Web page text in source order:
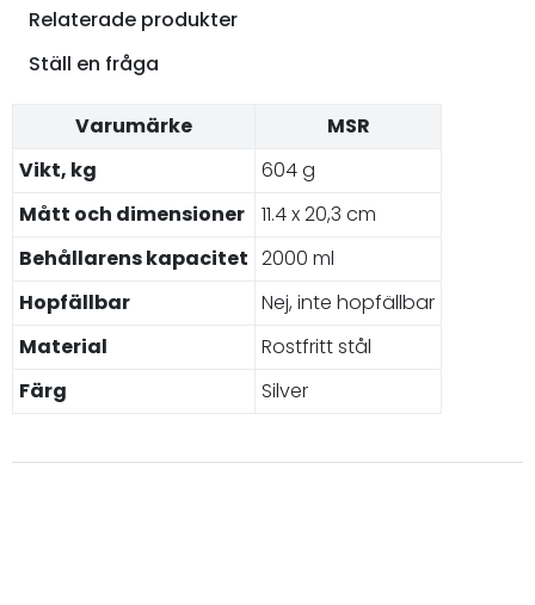
Relaterade produkter
Ställ en fråga
Varumärke
MSR
Vikt, kg
604 g
Mått och dimensioner
11.4 x 20,3 cm
Behållarens kapacitet 2000 ml
Hopfällbar
Nej, inte hopfällbar
Material
Rostfritt stål
Färg
Silver